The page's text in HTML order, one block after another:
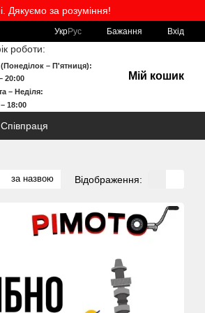
Дякуємо за розуміння!
УкрРус Бажання Вхід
роботи:
(Понеділок – П'ятниця):
20:00
– Неділя:
18:00
Мій кошик
Співпраця
за назвою Відображення: